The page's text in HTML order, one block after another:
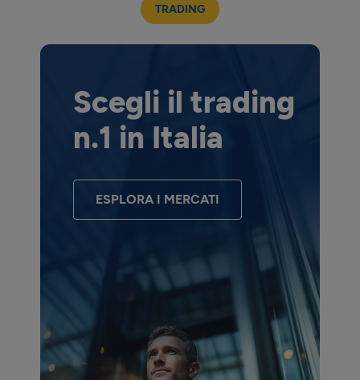
TRADING
Scegli il trading
n.1 in Italia
ESPLORA I MERCATI